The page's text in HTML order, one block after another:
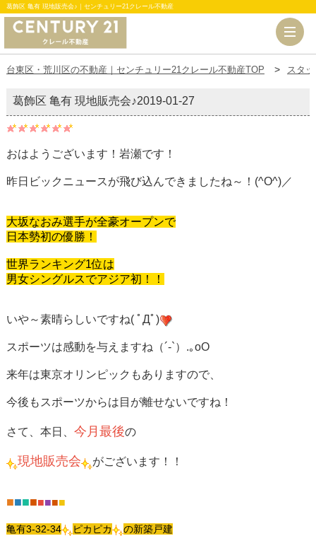
葛飾区 亀有 現地販売会♪｜センチュリー21クレール不動産
台東区・荒川区の不動産｜センチュリー21クレール不動産TOP スタ
葛飾区 亀有 現地販売会♪2019-01-27
おはようございます！岩瀬です！
昨日ビックニュースが飛び込んできましたね～！(^O^)／
大坂なおみ選手が全豪オープンで
日本勢初の優勝！
世界ランキング1位は
男女シングルスでアジア初！！
いや～素晴らしいですね( ﾟДﾟ)
スポーツは感動を与えますね（´-`）.｡oO
来年は東京オリンピックもありますので、
今後もスポーツからは目が離せないですね！
さて、本日、 今月最後の
現地販売会 がございます！！
■■■■■■■■
亀有3-32-34 ピカピカ
の新築戸建